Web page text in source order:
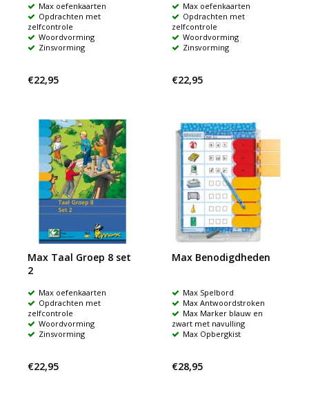
Max oefenkaarten
Opdrachten met
zelfcontrole
Woordvorming
Zinsvorming
€22,95
Max oefenkaarten
Opdrachten met
zelfcontrole
Woordvorming
Zinsvorming
€22,95
Max Taal Groep 8 set
2
Max oefenkaarten
Opdrachten met
zelfcontrole
Woordvorming
Zinsvorming
€22,95
Max Benodigdheden
Max Spelbord
Max Antwoordstroken
Max Marker blauw en
zwart met navulling
Max Opbergkist
€28,95